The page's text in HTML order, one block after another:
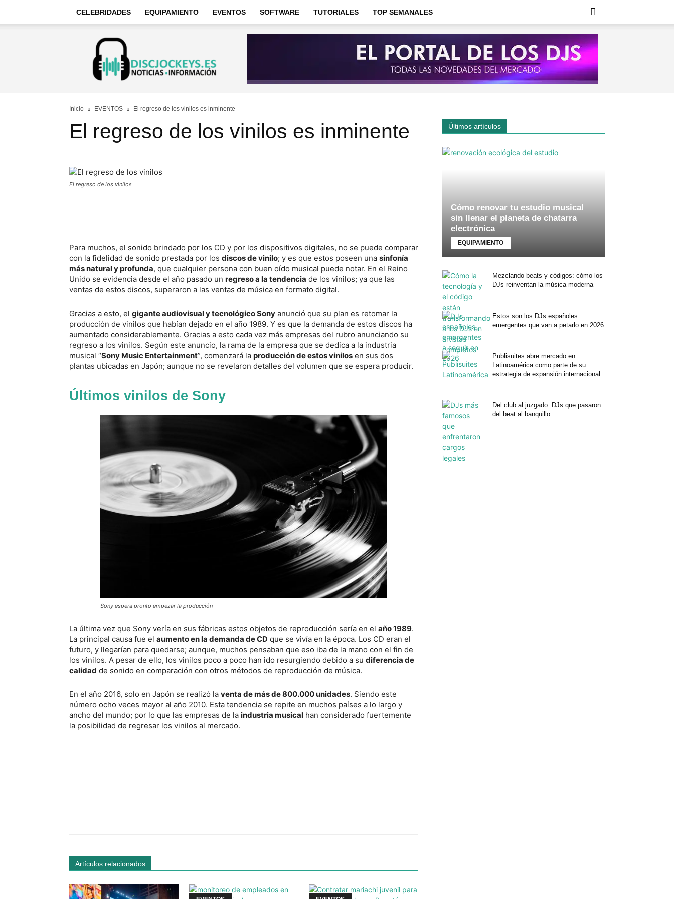
CELEBRIDADES EQUIPAMIENTO EVENTOS SOFTWARE TUTORIALES TOP SEMANALES
Discjockeys
Noticias
e
información
Inicio EVENTOS El regreso de los vinilos es inminente
El regreso de los vinilos es inminente
El regreso de los vinilos
Para muchos, el sonido brindado por los CD y por los dispositivos digitales, no se puede comparar
con la fidelidad de sonido prestada por los discos de vinilo; y es que estos poseen una sinfonía
más natural y profunda, que cualquier persona con buen oído musical puede notar. En el Reino
Unido se evidencia desde el año pasado un regreso a la tendencia de los vinilos; ya que las
ventas de estos discos, superaron a las ventas de música en formato digital.
Gracias a esto, el gigante audiovisual y tecnológico Sony anunció que su plan es retomar la
producción de vinilos que habían dejado en el año 1989. Y es que la demanda de estos discos ha
aumentado considerablemente. Gracias a esto cada vez más empresas del rubro anunciando su
regreso a los vinilos. Según este anuncio, la rama de la empresa que se dedica a la industria
musical “Sony Music Entertainment”, comenzará la producción de estos vinilos en sus dos
plantas ubicadas en Japón; aunque no se revelaron detalles del volumen que se espera producir.
Últimos vinilos de Sony
Sony espera pronto empezar la producción
La última vez que Sony vería en sus fábricas estos objetos de reproducción sería en el año 1989.
La principal causa fue el aumento en la demanda de CD que se vivía en la época. Los CD eran el
futuro, y llegarían para quedarse; aunque, muchos pensaban que eso iba de la mano con el fin de
los vinilos. A pesar de ello, los vinilos poco a poco han ido resurgiendo debido a su diferencia de
calidad de sonido en comparación con otros métodos de reproducción de música.
En el año 2016, solo en Japón se realizó la venta de más de 800.000 unidades. Siendo este
número ocho veces mayor al año 2010. Esta tendencia se repite en muchos países a lo largo y
ancho del mundo; por lo que las empresas de la industria musical han considerado fuertemente
la posibilidad de regresar los vinilos al mercado.
Artículos relacionados
Últimos artículos
Cómo renovar tu estudio musical
sin llenar el planeta de chatarra
electrónica
EQUIPAMIENTO
Mezclando beats y códigos: cómo los
DJs reinventan la música moderna
Estos son los DJs españoles
emergentes que van a petarlo en 2026
Publisuites abre mercado en
Latinoamérica como parte de su
estrategia de expansión internacional
Del club al juzgado: DJs que pasaron
del beat al banquillo